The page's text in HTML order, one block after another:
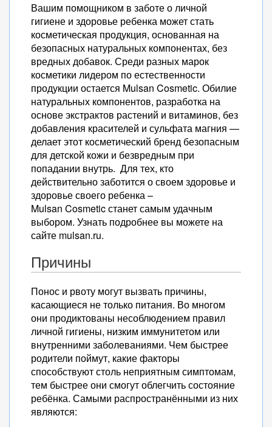
Вашим помощником в заботе о личной
гигиене и здоровье ребенка может стать
косметическая продукция, основанная на
безопасных натуральных компонентах, без
вредных добавок. Среди разных марок
косметики лидером по естественности
продукции остается Mulsan Cosmetic. Обилие
натуральных компонентов, разработка на
основе экстрактов растений и витаминов, без
добавления красителей и сульфата магния —
делает этот косметический бренд безопасным
для детской кожи и безвредным при
попадании внутрь. Для тех, кто
действительно заботится о своем здоровье и
здоровье своего ребенка –
Mulsan Cosmetic станет самым удачным
выбором. Узнать подробнее вы можете на
сайте mulsan.ru.
Причины
Понос и рвоту могут вызвать причины,
касающиеся не только питания. Во многом
они продиктованы несоблюдением правил
личной гигиены, низким иммунитетом или
внутренними заболеваниями. Чем быстрее
родители поймут, какие факторы
способствуют столь неприятным симптомам,
тем быстрее они смогут облегчить состояние
ребёнка. Самыми распространёнными из них
являются: